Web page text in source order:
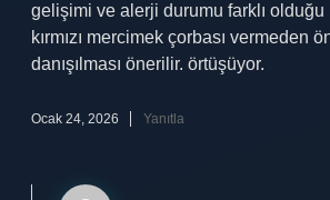
gelişimi ve alerji durumu farklı
kırmızı mercimek çorbası vermeden
danışılması önerilir. örtüşüyor.
Ocak 24, 2026 Yanıtla